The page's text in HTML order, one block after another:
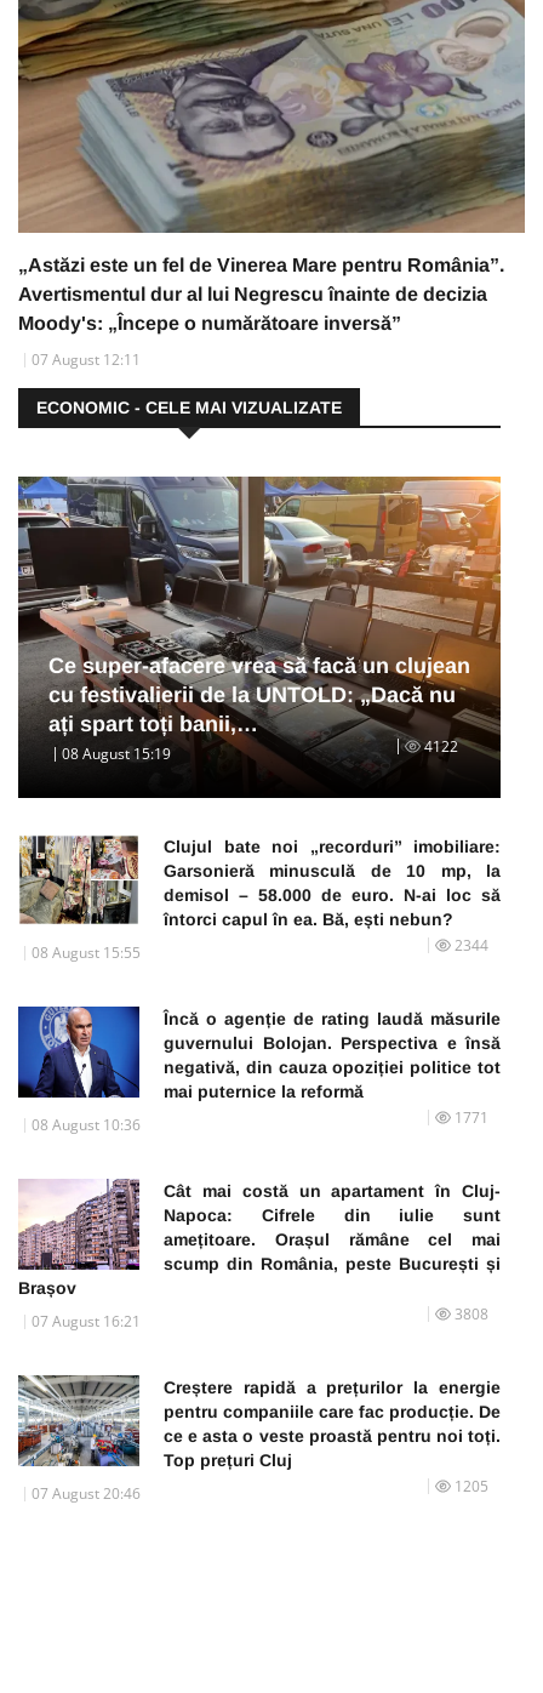
„Astăzi este un fel de Vinerea Mare pentru România”.
Avertismentul dur al lui Negrescu înainte de decizia
Moody's: „Începe o numărătoare inversă”
07 August 12:11
ECONOMIC - CELE MAI VIZUALIZATE
Ce super-afacere vrea să facă un clujean
cu festivalierii de la UNTOLD: „Dacă nu
ați spart toți banii,…
08 August 15:19 4122
Clujul bate noi „recorduri” imobiliare:
Garsonieră minusculă de 10 mp, la
demisol – 58.000 de euro. N-ai loc să
întorci capul în ea. Bă, ești nebun?
08 August 15:55 2344
Încă o agenție de rating laudă măsurile
guvernului Bolojan. Perspectiva e însă
negativă, din cauza opoziției politice tot
mai puternice la reformă
08 August 10:36 1771
Cât mai costă un apartament în Cluj-
Napoca: Cifrele din iulie sunt
amețitoare. Orașul rămâne cel mai
scump din România, peste București și
Brașov
07 August 16:21 3808
Creștere rapidă a prețurilor la energie
pentru companiile care fac producție. De
ce e asta o veste proastă pentru noi toți.
Top prețuri Cluj
07 August 20:46 1205